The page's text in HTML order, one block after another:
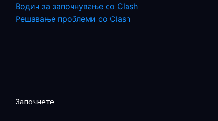
Водич за започнување со Clash
Решавање проблеми со Clash
Започнете